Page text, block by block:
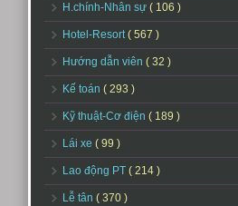
H.chính-Nhân sự ( 106 )
Hotel-Resort( 567 )
Hướng dẫn viên ( 32 )
Kế toán ( 293 )
Kỹ thuật-Cơ điện ( 189 )
Lái xe ( 99 )
Lao động PT ( 214 )
Lễ tân ( 370 )